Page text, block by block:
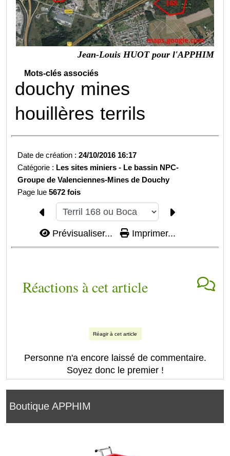
Boutique APPHIM
Jean-Louis HUOT pour l'APPHIM
Mots-clés associés
douchy mines
houillères terrils
Date de création :24/10/2016 16:17
Catégorie : Les sites miniers - Le bassin NPC-
Groupe de Valenciennes-Mines de Douchy
Page lue5672 fois
Prévisualiser... Imprimer...
Réactions à cet article
Réagir à cet article
Personne n'a encore laissé de commentaire.
Soyez donc le premier !